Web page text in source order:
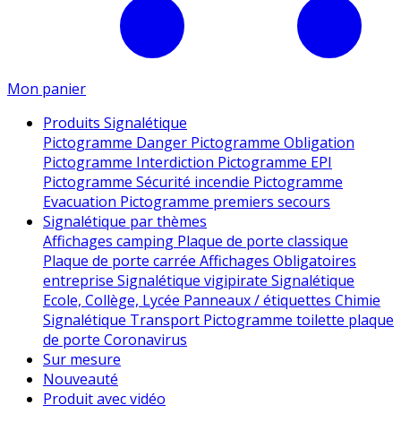
Mon panier
Produits Signalétique
Pictogramme Danger Pictogramme Obligation
Pictogramme Interdiction Pictogramme EPI
Pictogramme Sécurité incendie Pictogramme
Evacuation Pictogramme premiers secours
Signalétique par thèmes
Affichages camping Plaque de porte classique
Plaque de porte carrée Affichages Obligatoires
entreprise Signalétique vigipirate Signalétique
Ecole, Collège, Lycée Panneaux / étiquettes Chimie
Signalétique Transport Pictogramme toilette plaque
de porte Coronavirus
Sur mesure
Nouveauté
Produit avec vidéo